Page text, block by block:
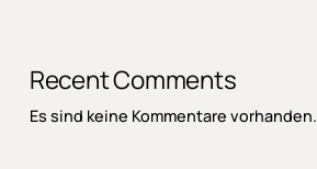
Recent Comments
Es sind keine Kommentare vorhanden.